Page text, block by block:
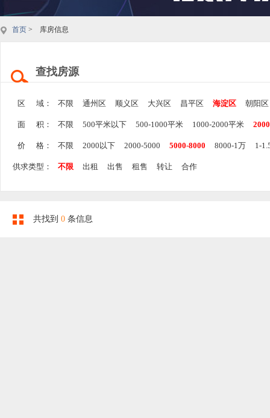
首页 > 库房信息
查找房源
区 域： 不限 通州区 顺义区 大兴区 昌平区 海淀区 朝阳区
面 积： 不限 500平米以下 500-1000平米 1000-2000平米
价 格： 不限 2000以下 2000-5000 5000-8000 8000-1万 1-
供求类型： 不限 出租 出售 租售 转让 合作
共找到 0 条信息